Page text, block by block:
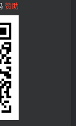
赞助